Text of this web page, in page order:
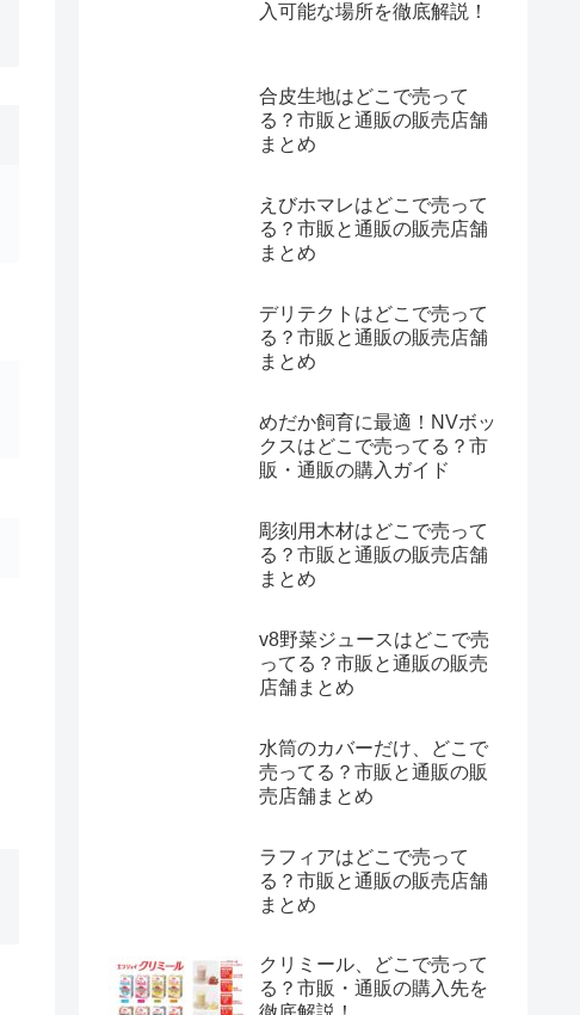
入可能な場所を徹底解説！
合皮生地はどこで売って
る？市販と通販の販売店舗
まとめ
えびホマレはどこで売って
る？市販と通販の販売店舗
まとめ
デリテクトはどこで売って
る？市販と通販の販売店舗
まとめ
めだか飼育に最適！NVボッ
クスはどこで売ってる？市
販・通販の購入ガイド
彫刻用木材はどこで売って
る？市販と通販の販売店舗
まとめ
v8野菜ジュースはどこで売
ってる？市販と通販の販売
店舗まとめ
水筒のカバーだけ、どこで
売ってる？市販と通販の販
売店舗まとめ
ラフィアはどこで売って
る？市販と通販の販売店舗
まとめ
クリミール、どこで売って
る？市販・通販の購入先を